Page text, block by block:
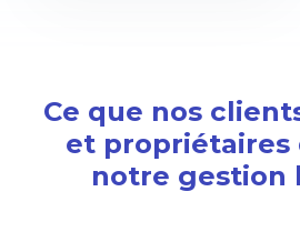
Ce que nos
et propriétaires
notre gestion